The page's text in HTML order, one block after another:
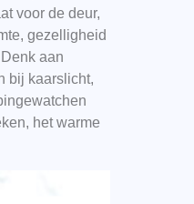
voor de deur,
gezelligheid
aan
bij kaarslicht,
het warme